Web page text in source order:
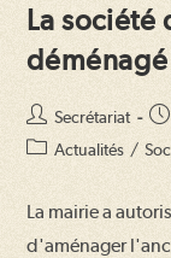
La société
déménagé
Auteur/autrice
de
Secrétariat
PostActualités /
La mairie a
d'aménager